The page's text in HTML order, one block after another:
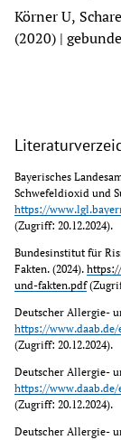
Körner U,
(2020) |
Bayerisches
https://
(Zugriff: 20.12.2024).
Bundesinstitut für
Fakten. (2024).
und-fakten.pdf
https://
(Zugriff: 20.12.2024).
https://www.daab.de/
(Zugriff: 20.12.2024).